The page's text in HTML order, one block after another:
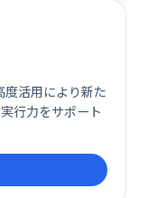
活用により新た
行力をサポート